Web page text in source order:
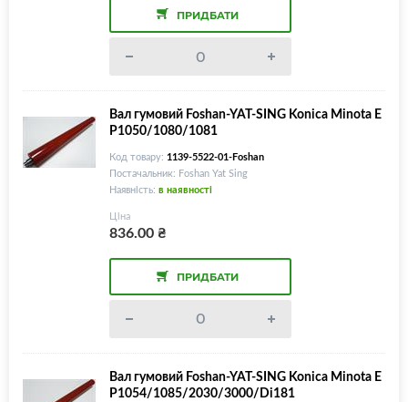
ПРИДБАТИ
Вал гумовий Foshan-YAT-SING Konica Minota E
P1050/1080/1081
Код товару: 1139-5522-01-Foshan
Постачальник: Foshan Yat Sing
Наявність: в наявності
Ціна
836.00₴
ПРИДБАТИ
Вал гумовий Foshan-YAT-SING Konica Minota E
P1054/1085/2030/3000/Di181